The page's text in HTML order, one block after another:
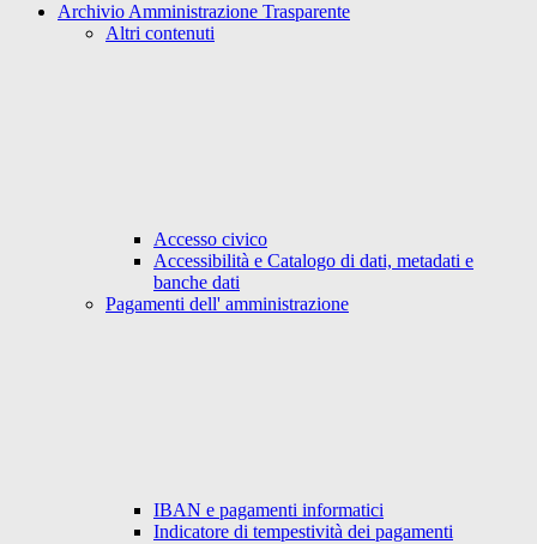
Archivio Amministrazione Trasparente
Altri contenuti
Accesso civico
Accessibilità e Catalogo di dati, metadati e
banche dati
Pagamenti dell' amministrazione
IBAN e pagamenti informatici
Indicatore di tempestività dei pagamenti